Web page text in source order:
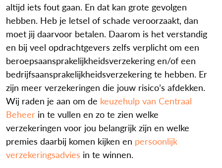
altijd iets fout gaan. En dat kan grote gevolgen
hebben. Heb je letsel of schade veroorzaakt, dan
moet jij daarvoor betalen. Daarom is het verstandig
en bij veel opdrachtgevers zelfs verplicht om een
beroepsaansprakelijkheidsverzekering en/of een
bedrijfsaansprakelijkheidsverzekering te hebben. Er
zijn meer verzekeringen die jouw risico’s afdekken.
Wij raden je aan om de keuzehulp van Centraal
Beheer in te vullen en zo te zien welke
verzekeringen voor jou belangrijk zijn en welke
premies daarbij komen kijken en persoonlijk
verzekeringsadvies in te winnen.